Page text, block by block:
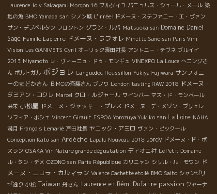
http://impeccable.petit.cc/ 東銀座ヴィヴィエンヌ
http://twitter.com/Vivienne_GINZA 目黒 le verre vole a
tokyo http://www.leverrevoletokyo.com/info.html
Laurence Joly Sakagami Morgon 16 ブルグイユ バニュルス・シュール・メール 築
地の魚 BMO Yamada san シノン城 L'irréel ドメーヌ・ステファニー・エ・ヴァン
サン・デブベルタン フロントン グラン・ルパ Matsuoka san Domaine Daniel
Sage Famille Lapierre ドメーヌ・ラフォレ Minette Sano san Paris Vini
Vision Les GANIVETS Cyril オーリック濱田社長 アントニー・テヴネ ブルイイ
2013 Miyamoto レ・ヴィーニュ・ドゥ・モンギュ VINEXPO La Louce へニングさ
ん ポルトガル ボジョレ Languedoc-Roussillon Yukiya Fujiwara サンフォニ
ーのまどかさん ＢＭОの斉藤さん ブノワ London tasting RAW 2018 ドメーヌ・
ダミアン・コクレ Marcel クロ・ルジャール ワインバー マス・ド・モンペール
共栄 小松屋 ドメーヌ・ジャッキー・プレス ドメーヌ・デ・メゾン・ブリュレ
ソフィア・ボシェ Vincent Girault ESPOA Yorozuya Yukiko san La Loire NAHA
満月 François Lemarié 戸田社長 ヤニック・アミロ ヴァン・ピックール
Conception Kato san Ardèche Lapalu Nouveau 2018 Jordy ドメーヌ・ド・ボ
スラン OSAKA Vin Nature grande dégustation ディオニ社 Le Petit Domaine
ル・タン・デメ OZONO san Paris République カリニャン シリル・ル・モワン ド
メーヌ・ニコラ・カルマラン Valence Cachette etoilé BMO Saito シャンゼリ
ゼ通り 小松 Taiwan 丹さん Laurence et Rémi Dufaitre passion ジャーナ